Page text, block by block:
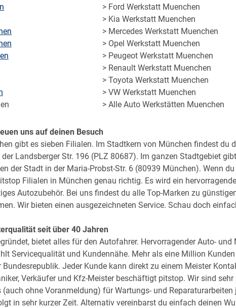
> Ford Werkstatt Muenchen
> Kia Werkstatt Muenchen
> Mercedes Werkstatt Muenchen
> Opel Werkstatt Muenchen
> Peugeot Werkstatt Muenchen
> Renault Werkstatt Muenchen
> Toyota Werkstatt Muenchen
> VW Werkstatt Muenchen
> Alle Auto Werkstätten Muenchen
uns auf deinen Besuch
gibt es sieben Filialen. Im Stadtkern von München findest du
Landsberger Str. 196 (PLZ 80687). Im ganzen Stadtgebiet
der Stadt in der Maria-Probst-Str. 6 (80939 München). Wenn
Filialen in München genau richtig. Es wird ein
Autozubehör. Bei uns findest du alle Top-Marken zu
Wir bieten einen ausgezeichneten Service. Schau doch
seit über 40 Jahren
bietet alles für den Autofahrer. Hervorragender Auto-
Servicequalität und Kundennähe. Mehr als eine Million
Bundesrepublik. Jeder Kunde kann direkt zu einem Meister
Verkäufer und Kfz-Meister beschäftigt pitstop. Wir sind
(auch ohne Voranmeldung) für Wartungs- und
in sehr kurzer Zeit. Alternativ vereinbarst du einfach deinen